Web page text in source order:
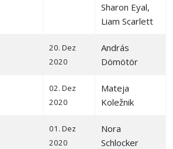
Sharon Eyal,
Liam Scarlett
20. Dez
2020
András
Dömötör
02. Dez
2020
Mateja
Koležnik
01. Dez
2020
Nora
Schlocker